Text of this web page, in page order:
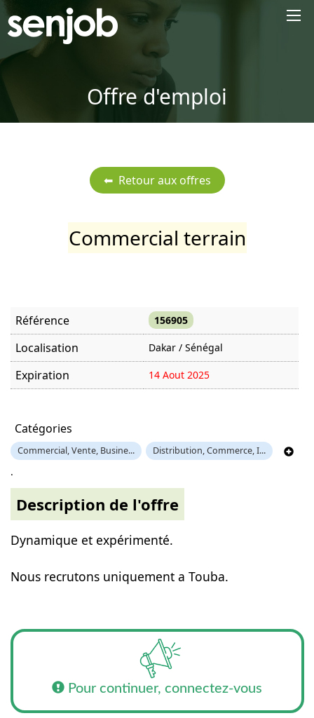
Offre d'emploi
Commercial terrain
Référence 156905
Localisation Dakar / Sénégal
Expiration 14 Aout 2025
Catégories
Commercial, Vente, Busine... Distribution, Commerce, I...
.
Description de l'offre
Dynamique et expérimenté.
Nous recrutons uniquement a Touba.
Pour continuer, connectez-vous